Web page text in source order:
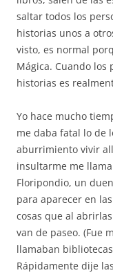
saltar todos los
historias unos a
visto, es normal
Mágica. Cuando los
historias es
Yo hace mucho
me daba fatal lo de
aburrimiento vivir
insultarme me
Floripondio, un
para aparecer en
cosas que al
van de paseo. (Fue
llamaban
Rápidamente dije